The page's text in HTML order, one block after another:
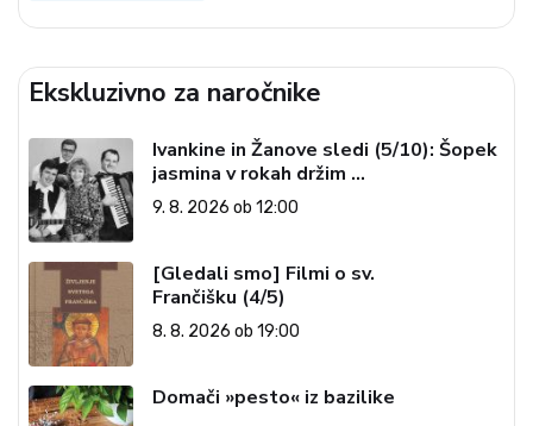
Ekskluzivno za naročnike
Ivankine in Žanove sledi (5/10): Šopek
jasmina v rokah držim …
9. 8. 2026 ob 12:00
[Gledali smo] Filmi o sv.
Frančišku (4/5)
8. 8. 2026 ob 19:00
Domači »pesto« iz bazilike